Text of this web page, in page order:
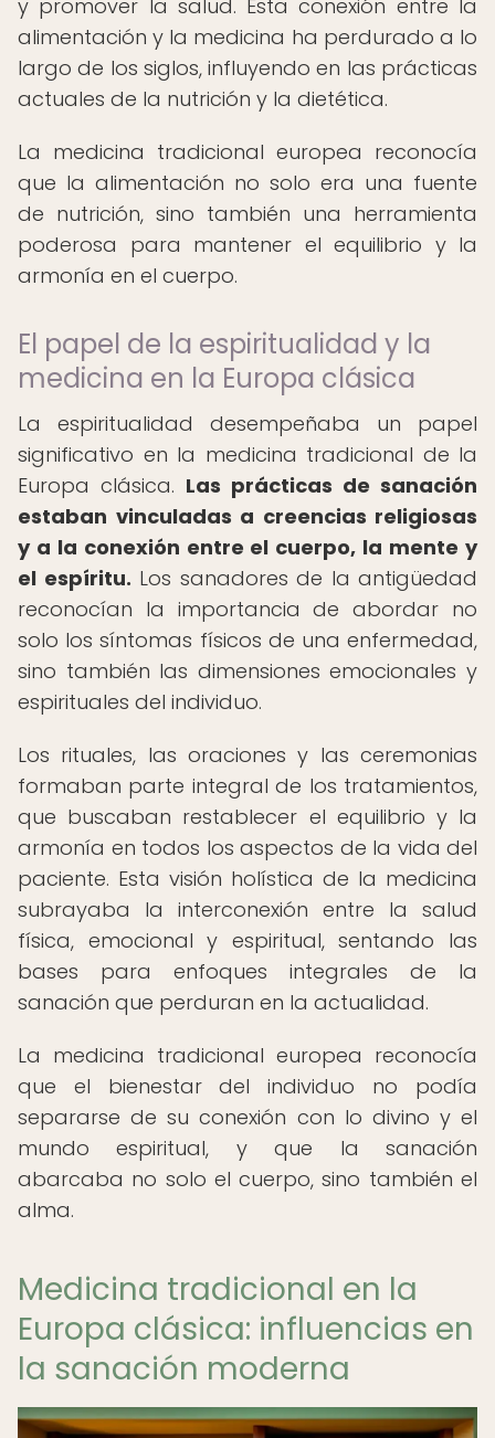
y promover la salud. Esta conexión entre la
alimentación y la medicina ha perdurado a lo
largo de los siglos, influyendo en las prácticas
actuales de la nutrición y la dietética.
La medicina tradicional europea reconocía
que la alimentación no solo era una fuente
de nutrición, sino también una herramienta
poderosa para mantener el equilibrio y la
armonía en el cuerpo.
El papel de la espiritualidad y la
medicina en la Europa clásica
La espiritualidad desempeñaba un papel
significativo en la medicina tradicional de la
Europa clásica. Las prácticas de sanación
estaban vinculadas a creencias religiosas
y a la conexión entre el cuerpo, la mente y
el espíritu. Los sanadores de la antigüedad
reconocían la importancia de abordar no
solo los síntomas físicos de una enfermedad,
sino también las dimensiones emocionales y
espirituales del individuo.
Los rituales, las oraciones y las ceremonias
formaban parte integral de los tratamientos,
que buscaban restablecer el equilibrio y la
armonía en todos los aspectos de la vida del
paciente. Esta visión holística de la medicina
subrayaba la interconexión entre la salud
física, emocional y espiritual, sentando las
bases para enfoques integrales de la
sanación que perduran en la actualidad.
La medicina tradicional europea reconocía
que el bienestar del individuo no podía
separarse de su conexión con lo divino y el
mundo espiritual, y que la sanación
abarcaba no solo el cuerpo, sino también el
alma.
Medicina tradicional en la
Europa clásica: influencias en
la sanación moderna